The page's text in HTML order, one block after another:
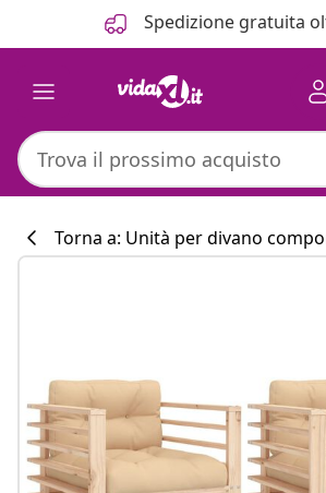
Spedizione gratuita
Torna a: Unità per divano